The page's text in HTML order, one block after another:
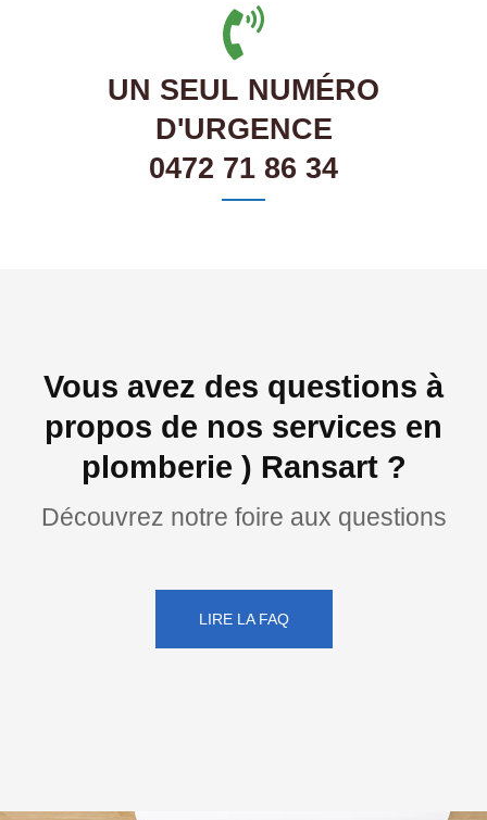
UN SEUL NUMÉRO
D'URGENCE
0472 71 86 34
Vous avez des questions à
propos de nos services en
plomberie ) Ransart ?
Découvrez notre foire aux questions
LIRE LA FAQ